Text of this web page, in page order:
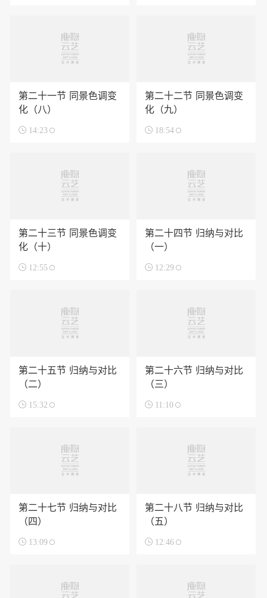
第二十一节 同景色调变
化（八）
 14:23
第二十二节 同景色调变
化（九）
 18:54
第二十三节 同景色调变
化（十）
 12:55
第二十四节 归纳与对比
（一）
 12:29
第二十五节 归纳与对比
（二）
 15:32
第二十六节 归纳与对比
（三）
 11:10
第二十七节 归纳与对比
（四）
 13:09
第二十八节 归纳与对比
（五）
 12:46